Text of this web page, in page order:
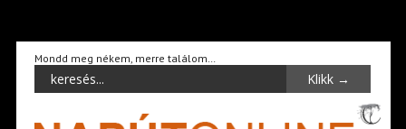
Mondd meg nékem, merre találom…